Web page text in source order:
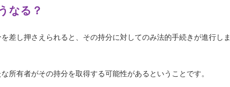
なる？
差し押さえられると、その持分に対してのみ法的手続きが進行しま
所有者がその持分を取得する可能性があるということです。